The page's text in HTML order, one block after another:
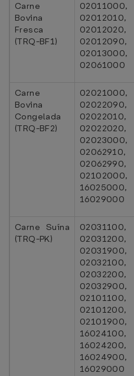
Carne
Bovina
Fresca
(TRQ-BF1)
02011000,
02012010,
02012020,
02012090,
02013000,
02061000
Carne
Bovina
Congelada
(TRQ-BF2)
02021000,
02022090,
02022010,
02022020,
02023000,
02062910,
02062990,
02102000,
16025000,
16029000
Carne Suína
(TRQ-PK)
02031100,
02031200,
02031900,
02032100,
02032200,
02032900,
02101100,
02101200,
02101900,
16024100,
16024200,
16024900,
16029000